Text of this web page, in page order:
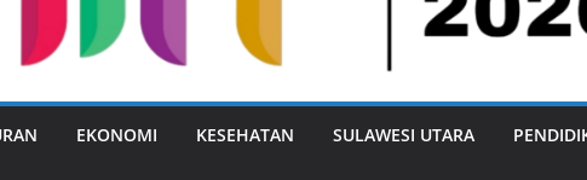
EKONOMI KESEHATAN SULAWESI UTARA